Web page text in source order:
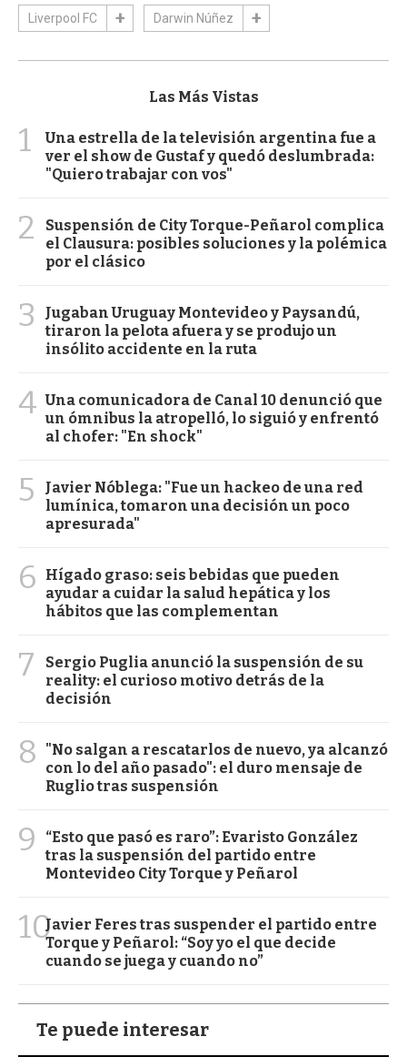
Liverpool FC Darwin Núñez
Las Más Vistas
1
Una estrella de la televisión argentina fue a
ver el show de Gustaf y quedó deslumbrada:
"Quiero trabajar con vos"
2
Suspensión de City Torque-Peñarol complica
el Clausura: posibles soluciones y la polémica
por el clásico
3
Jugaban Uruguay Montevideo y Paysandú,
tiraron la pelota afuera y se produjo un
insólito accidente en la ruta
4 Una comunicadora de Canal 10 denunció que
un ómnibus la atropelló, lo siguió y enfrentó
al chofer: "En shock"
5
Javier Nóblega: "Fue un hackeo de una red
lumínica, tomaron una decisión un poco
apresurada"
6
Hígado graso: seis bebidas que pueden
ayudar a cuidar la salud hepática y los
hábitos que las complementan
7
Sergio Puglia anunció la suspensión de su
reality: el curioso motivo detrás de la
decisión
8
"No salgan a rescatarlos de nuevo, ya alcanzó
con lo del año pasado": el duro mensaje de
Ruglio tras suspensión
9
“Esto que pasó es raro”: Evaristo González
tras la suspensión del partido entre
Montevideo City Torque y Peñarol
10Javier Feres tras suspender el partido entre
Torque y Peñarol: “Soy yo el que decide
cuando se juega y cuando no”
Te puede interesar